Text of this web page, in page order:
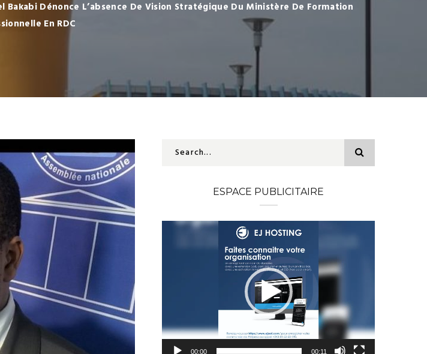
Bakabi Dénonce L’absence De Vision Stratégique Du Ministère De Formation
En RDC
ESPACE PUBLICITAIRE
Lecteur
vidéo
00:00 00:11